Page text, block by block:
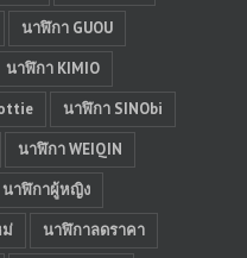
นาฬิกา GUOU
นาฬิกา KIMIO
นาฬิกา SINObi
นาฬิกา WEIQIN
นาฬิกาผู้หญิง
ม่
นาฬิกาลดราคา